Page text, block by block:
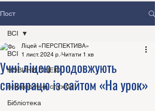
Пост
ВСІ
НОВИНИ ЛІЦЕЮ
психологічна служба
Бібліотека
ВСІ
Учні ліцею продовжують
співпрацю із сайтом «На урок»
Ліцей «ПЕРСПЕКТИВА»
1 лист. 2024 р. Читати 1 хв